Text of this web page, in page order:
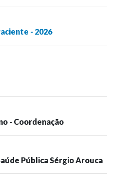
- 2026
- Coordenação
Pública Sérgio Arouca